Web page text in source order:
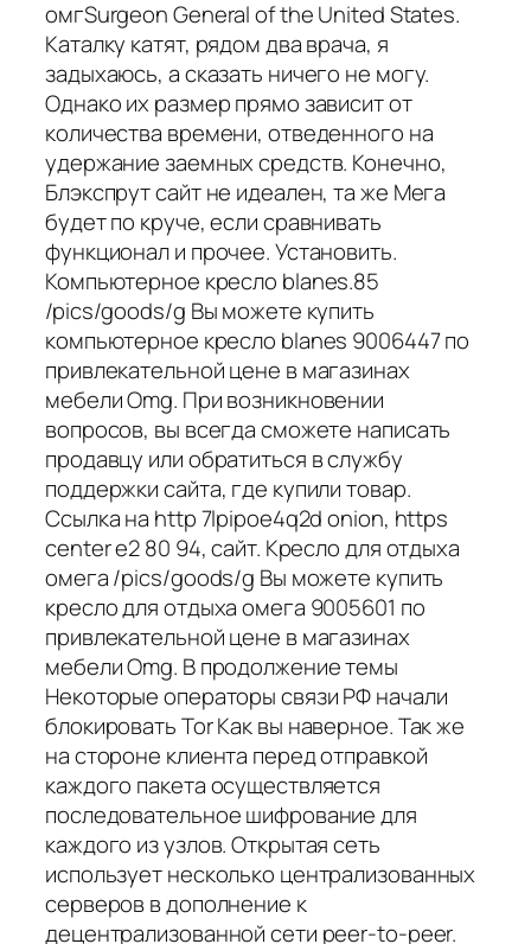
омгSurgeon General of the United States.
Каталку катят, рядом два врача, я
задыхаюсь, а сказать ничего не могу.
Однако их размер прямо зависит от
количества времени, отведенного на
удержание заемных средств. Конечно,
Блэкспрут сайт не идеален, та же Мега
будет по круче, если сравнивать
функционал и прочее. Установить.
Компьютерное кресло blanes.85
/pics/goods/g Вы можете купить
компьютерное кресло blanes 9006447 по
привлекательной цене в магазинах
мебели Omg. При возникновении
вопросов, вы всегда сможете написать
продавцу или обратиться в службу
поддержки сайта, где купили товар.
Ссылка на http 7lpipoe4q2d onion, https
center e2 80 94, сайт. Кресло для отдыха
омега /pics/goods/g Вы можете купить
кресло для отдыха омега 9005601 по
привлекательной цене в магазинах
мебели Omg. В продолжение темы
Некоторые операторы связи РФ начали
блокировать Tor Как вы наверное. Так же
на стороне клиента перед отправкой
каждого пакета осуществляется
последовательное шифрование для
каждого из узлов. Открытая сеть
использует несколько централизованных
серверов в дополнение к
децентрализованной сети peer-to-peer.